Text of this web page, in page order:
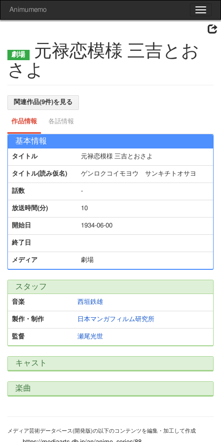
Toggle
Animumemo
元禄恋模様 三吉とお
さよ
関連作品(9件)を見る
作品情報 各話情報
基本情報
タイトル 元禄恋模様 三吉とおさよ
タイトル(読み仮名) ゲンロクコイモヨウ サンキチトオサヨ
話数 -
放送時間(分) 10
開始日 1934-06-00
終了日
メディア 劇場
スタッフ
音楽 西垣鉄雄
製作・制作 日本マンガフィルム研究所
監督 瀬尾光世
キャスト
楽曲
メディア芸術データベース(開発版)の以下のコンテンツを編集・加工して作成